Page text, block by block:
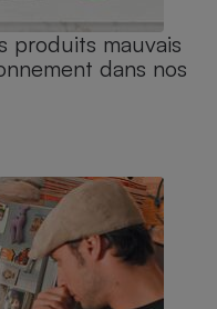
produits mauvais
dans nos